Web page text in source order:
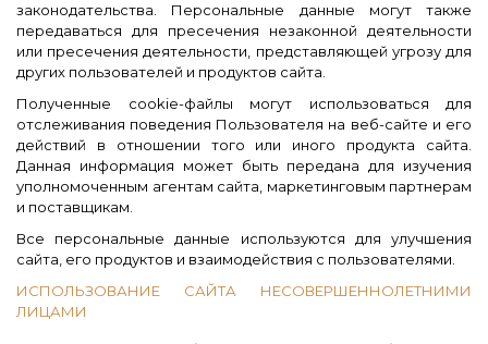
законодательства. Персональные данные могут также
передаваться для пресечения незаконной деятельности
или пресечения деятельности, представляющей угрозу для
других пользователей и продуктов сайта.
Полученные cookie-файлы могут использоваться для
отслеживания поведения Пользователя на веб-сайте и его
действий в отношении того или иного продукта сайта.
Данная информация может быть передана для изучения
уполномоченным агентам сайта, маркетинговым партнерам
и поставщикам.
Все персональные данные используются для улучшения
сайта, его продуктов и взаимодействия с пользователями.
ИСПОЛЬЗОВАНИЕ САЙТА НЕСОВЕРШЕННОЛЕТНИМИ
ЛИЦАМИ